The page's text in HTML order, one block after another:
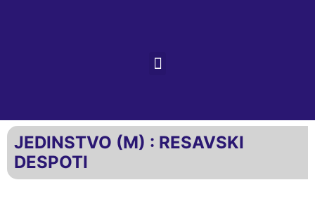
JEDINSTVO (M) : RESAVSKI
DESPOTI